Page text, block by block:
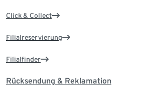
Click & Collect
Filialreservierung
Filialfinder
Rücksendung & Reklamation